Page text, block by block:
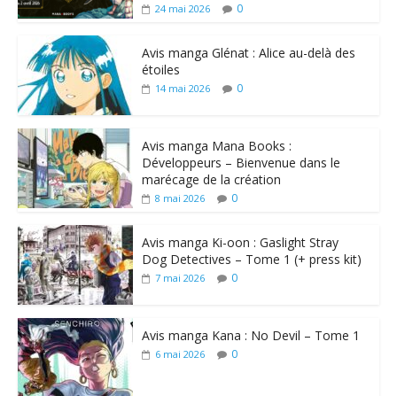
24 mai 2026 0
Avis manga Glénat : Alice au-delà des
étoiles
14 mai 2026 0
Avis manga Mana Books :
Développeurs – Bienvenue dans le
marécage de la création
8 mai 2026 0
Avis manga Ki-oon : Gaslight Stray
Dog Detectives – Tome 1 (+ press kit)
7 mai 2026 0
Avis manga Kana : No Devil – Tome 1
6 mai 2026 0